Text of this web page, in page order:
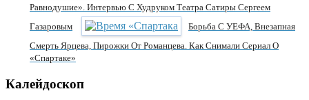
Равнодушие». Интервью С Худруком Театра Сатиры Сергеем
Газаровым
Борьба С УЕФА, Внезапная
Смерть Ярцева, Пирожки От Романцева. Как Снимали Сериал О
«Спартаке»
Калейдоскоп